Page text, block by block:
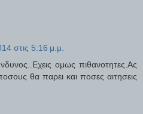
στις 5:16 μ.μ.
ομως πιθανοτητες.Ας
θα παρει και ποσες αιτησεις